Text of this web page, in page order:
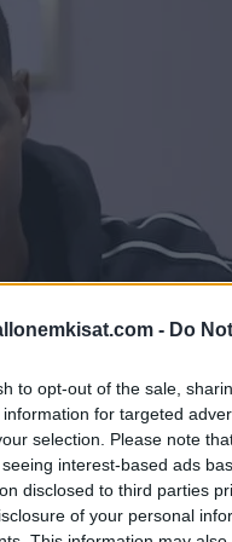
- Do
to opt-out of the sale,
for targeted
selection. Please note
interest-based ads
disclosed to third parties
of your personal
ammattilaisuransa
nuori